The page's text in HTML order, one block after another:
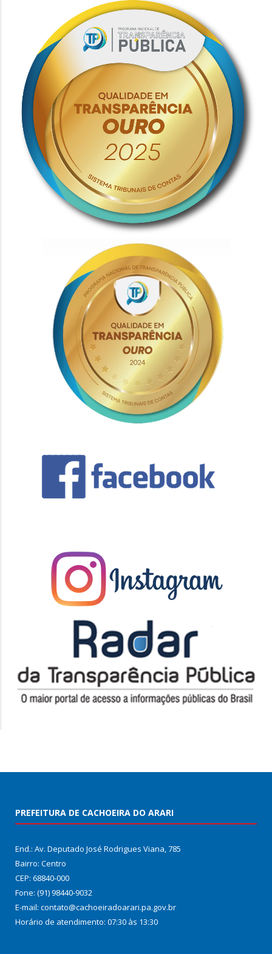
PREFEITURA DE CACHOEIRA DO ARARI
End.: Av. Deputado José Rodrigues Viana, 785
Bairro: Centro
CEP: 68840-000
Fone: (91) 98440-9032
E-mail: contato@cachoeiradoarari.pa.gov.br
Horário de atendimento: 07:30 às 13:30